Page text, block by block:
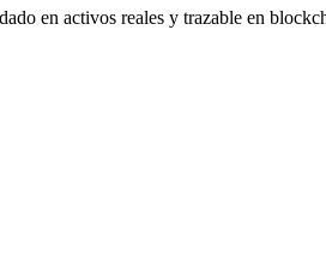
en activos reales y trazable en